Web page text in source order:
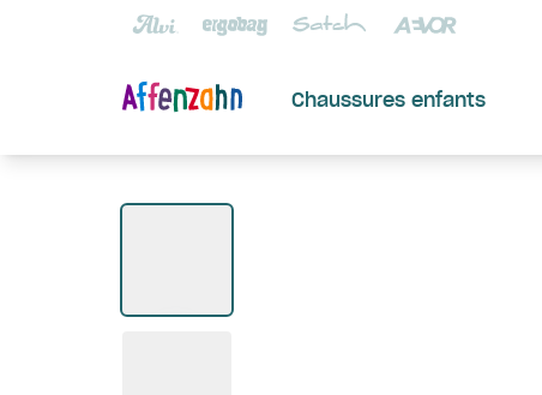
Chaussures enfants